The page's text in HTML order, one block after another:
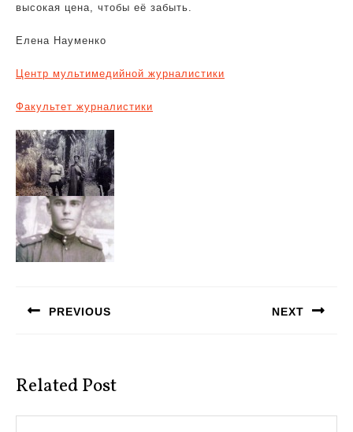
высокая цена, чтобы её забыть.
Елена Науменко
Центр мультимедийной журналистики
Факультет журналистики
записям
PREVIOUS NEXT
Related Post